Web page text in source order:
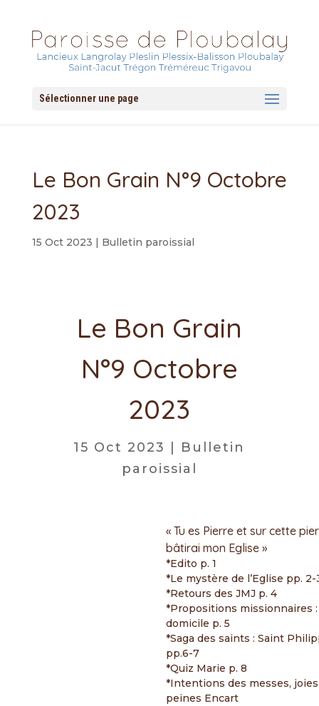
Sélectionner une page
Le Bon Grain N°9 Octobre
2023
15 Oct 2023 | Bulletin paroissial
Le Bon Grain
N°9 Octobre
2023
15 Oct 2023
Bulletin
paroissial
« Tu es Pierre et sur cette
bâtirai mon Eglise »
*Edito p. 1
*Le mystère de l’Eglise pp. 2-
*Retours des JMJ p. 4
*Propositions missionnaires
domicile p. 5
*Saga des saints : Saint
pp.6-7
*Quiz Marie p. 8
*Intentions des messes,
peines Encart